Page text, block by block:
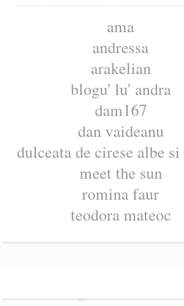
ama
andressa
arakelian
blogu' lu' andra
dam167
dan vaideanu
dulceata de cirese albe si
meet the sun
romina faur
teodora mateoc